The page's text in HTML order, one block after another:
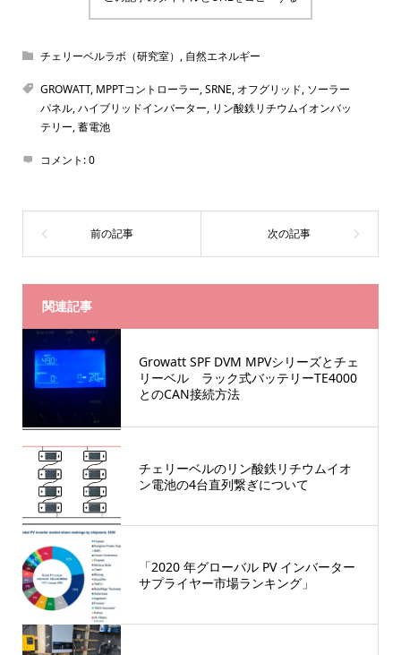
チェリーベルラボ（研究室） , 自然エネルギー
GROWATT, MPPTコントローラー,SRNE, オフグリッド, ソーラー
パネル,ハイブリッドインバーター, リン酸鉄リチウムイオンバッ
テリー,蓄電池
コメント:0
関連記事
Growatt SPF DVM MPVシリーズとチェ
リーベル ラック式バッテリーTE4000
とのCAN接続方法
チェリーベルのリン酸鉄リチウムイオ
ン電池の4台直列繋ぎについて
「2020 年グローバル PV インバーター
サプライヤー市場ランキング」